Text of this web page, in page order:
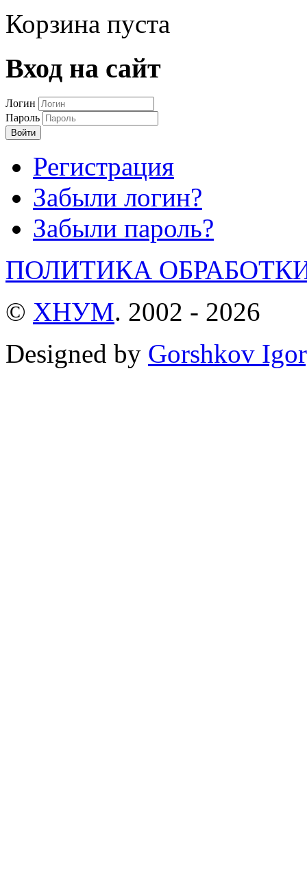
Корзина пуста
Вход на сайт
Логин
Пароль
Войти
Регистрация
Забыли логин?
Забыли пароль?
ПОЛИТИКА
© ХНУМ. 2002 - 2026
Designed by Gorshkov Igor